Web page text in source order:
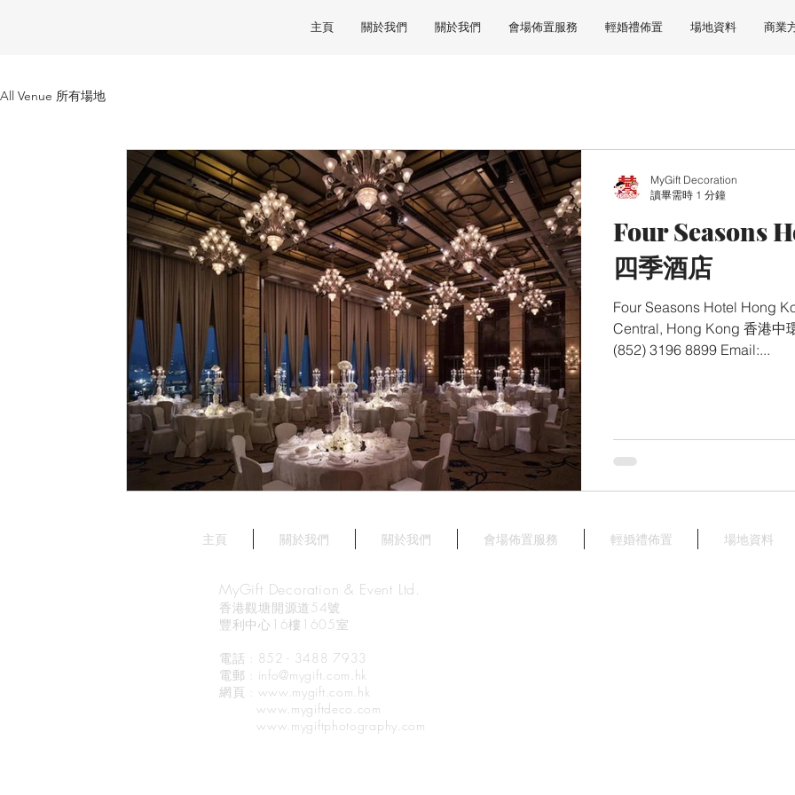
主頁 關於我們 關於我們 會場佈置服務 輕婚禮佈置 場地資料 商業
All Venue 所有場地
Four Seasons
四季酒店
Four Seasons Hotel Hong
Central, Hong Kong 香港中
(852) 3196 8899 Email:...
MyGift Decoration
讀畢需時 1 分鐘
主頁 關於我們 關於我們 會場佈置服務 輕婚禮佈置 場地資料
MyGift Decoration & Event Ltd.
香港觀塘開源道54號
豐利中心16樓1605室
電話 : 852 - 3488 7933
電郵 : info@mygift.com.hk
網頁 : www.mygift.com.hk
www.mygiftdeco.com
www.mygiftphotography.com